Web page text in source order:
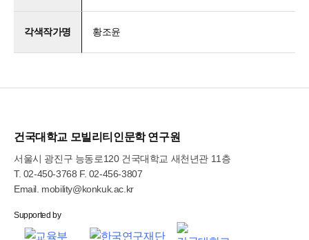
각색작가명 황조윤
건국대학교 모빌리티인문학 연구원
서울시 광진구 능동로120 건국대학교 새천년관 11층
T. 02-450-3768 F. 02-456-3807
Email. mobility@konkuk.ac.kr